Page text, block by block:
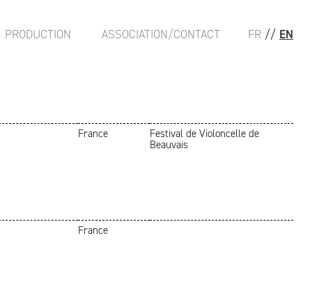
FR // EN
PRODUCTION ASSOCIATION/CONTACT
France
Festival de Violoncelle de
Beauvais
France